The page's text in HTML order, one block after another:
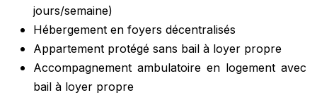
jours/semaine)
Hébergement en foyers décentralisés
Appartement protégé sans bail à loyer propre
Accompagnement ambulatoire en logement avec
bail à loyer propre